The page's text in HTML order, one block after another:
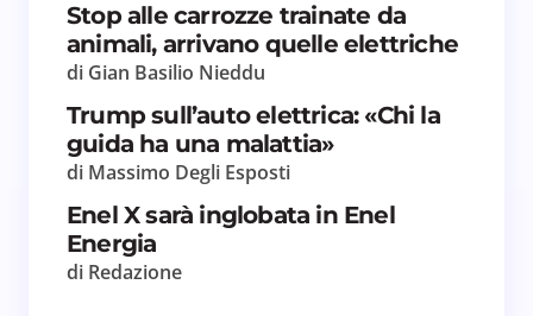
Stop alle carrozze trainate da
animali, arrivano quelle elettriche
di Gian Basilio Nieddu
Trump sull’auto elettrica: «Chi la
guida ha una malattia»
di Massimo Degli Esposti
Enel X sarà inglobata in Enel
Energia
di Redazione